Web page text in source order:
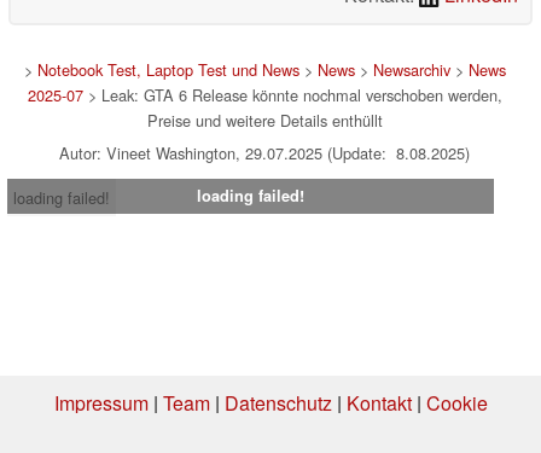
> Notebook Test, Laptop Test und News> News> Newsarchiv> News
2025-07> Leak: GTA 6 Release könnte nochmal verschoben werden,
Preise und weitere Details enthüllt
Autor: Vineet Washington, 29.07.2025 (Update: 8.08.2025)
loading failed!
loading failed!
Impressum| Team| Datenschutz| Kontakt| Cookie